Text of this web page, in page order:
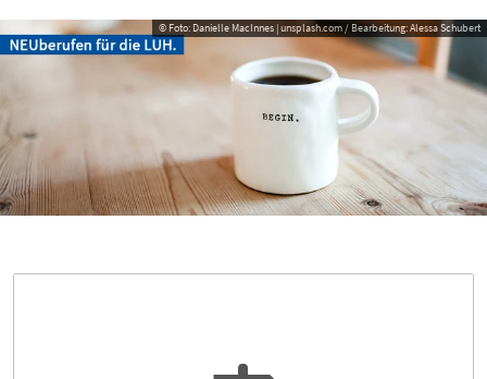
© Foto: Danielle MacInnes | unsplash.com / Bearbeitung: Alessa Schubert